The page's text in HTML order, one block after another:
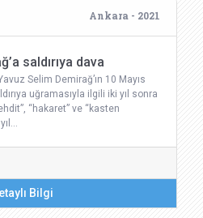
Ankara - 2021
saldırıya dava
Selim Demirağ’ın 10 Mayıs
uğramasıyla ilgili iki yıl sonra
“hakaret” ve “kasten
Bilgi